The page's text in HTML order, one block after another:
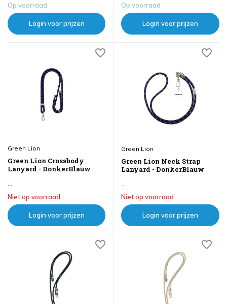
Op voorraad
Login voor prijzen
Op voorraad
Login voor prijzen
Green Lion
Green Lion Crossbody
Lanyard - DonkerBlauw
Niet op voorraad
Login voor prijzen
Green Lion
Green Lion Neck Strap
Lanyard - DonkerBlauw
Niet op voorraad
Login voor prijzen